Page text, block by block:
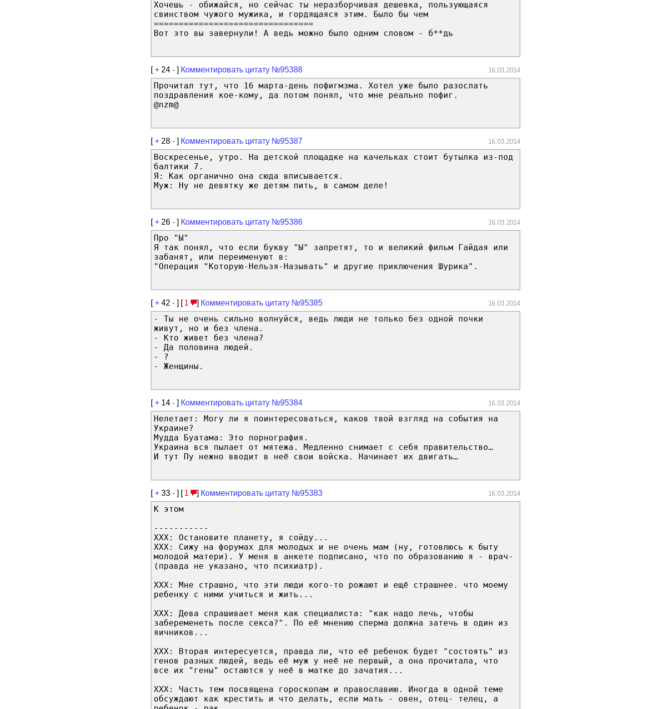
Хочешь - обижайся, но сейчас ты неразборчивая дешевка, пользующаяся
свинством чужого мужика, и гордящаяся этим. Было бы чем
================================
Вот это вы завернули! А ведь можно было одним словом - б**дь
[+ 24 - ] Комментировать цитату №95388 16.03.2014
Прочитал тут, что 16 марта-день пофигмзма. Хотел уже было разослать
поздравления кое-кому, да потом понял, что мне реально пофиг.
@nzm@
[+ 28 - ] Комментировать цитату №95387 16.03.2014
Воскресенье, утро. На детской площадке на качельках стоит бутылка из-под
балтики 7.
Я: Как органично она сюда вписывается.
Муж: Ну не девятку же детям пить, в самом деле!
[+ 26 - ] Комментировать цитату №95386 16.03.2014
Про "Ы"
Я так понял, что если букву "Ы" запретят, то и великий фильм Гайдая или
забанят, или переименуют в:
"Операция "Которую-Нельзя-Называть" и другие приключения Шурика".
[+ 42 - ] [ 1 ] Комментировать цитату №95385 16.03.2014
- Ты не очень сильно волнуйся, ведь люди не только без одной почки
живут, но и без члена.
- Кто живет без члена?
- Да половина людей.
- ?
- Женщины.
[+ 14 - ] Комментировать цитату №95384 16.03.2014
Нелетает: Могу ли я поинтересоваться, каков твой взгляд на события на
Украине?
Мудда Буатама: Это порнография.
Украина вся пылает от мятежа. Медленно снимает с себя правительство…
И тут Пу нежно вводит в неё свои войска. Начинает их двигать…
[+ 33 - ] [ 1 ] Комментировать цитату №95383 16.03.2014
К этом
-----------
ХХХ: Остановите планету, я сойду...
ХХХ: Сижу на форумах для молодых и не очень мам (ну, готовлюсь к быту
молодой матери). У меня в анкете подписано, что по образованию я - врач-
(правда не указано, что психиатр).
ХХХ: Мне страшно, что эти люди кого-то рожают и ещё страшнее. что моему
ребенку с ними учиться и жить...
ХХХ: Дева спрашивает меня как специалиста: "как надо лечь, чтобы
забеременеть после секса?". По её мнению сперма должна затечь в один из
яичников...
ХХХ: Вторая интересуется, правда ли, что её ребенок будет "состоять" из
генов разных людей, ведь её муж у неё не первый, а она прочитала, что
все их "гены" остаются у неё в матке до зачатия...
ХХХ: Часть тем посвящена гороскопам и православию. Иногда в одной теме
обсуждают как крестить и что делать, если мать - овен, отец- телец, а